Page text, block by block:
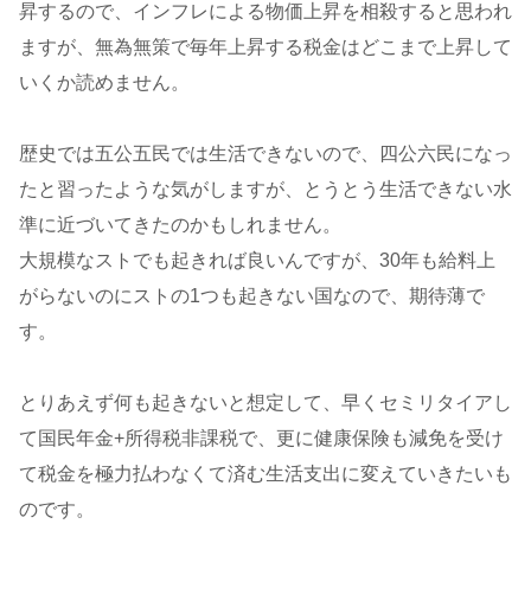
昇するので、インフレによる物価上昇を相殺すると思われ
ますが、無為無策で毎年上昇する税金はどこまで上昇して
いくか読めません。
歴史では五公五民では生活できないので、四公六民になっ
たと習ったような気がしますが、とうとう生活できない水
準に近づいてきたのかもしれません。
大規模なストでも起きれば良いんですが、30年も給料上
がらないのにストの1つも起きない国なので、期待薄で
す。
とりあえず何も起きないと想定して、早くセミリタイアし
て国民年金+所得税非課税で、更に健康保険も減免を受け
て税金を極力払わなくて済む生活支出に変えていきたいも
のです。